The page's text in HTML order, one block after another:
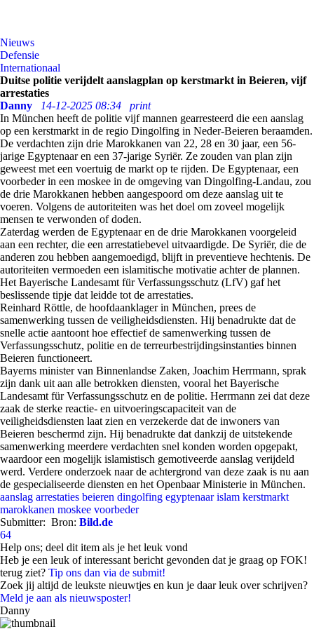
Nieuws
Defensie
Internationaal
Duitse politie verijdelt aanslagplan op kerstmarkt in Beieren, vijf
arrestaties
Danny
14-12-2025 08:34
print
In München heeft de politie vijf mannen gearresteerd die een aanslag
op een kerstmarkt in de regio Dingolfing in Neder-Beieren beraamden.
De verdachten zijn drie Marokkanen van 22, 28 en 30 jaar, een 56-
jarige Egyptenaar en een 37-jarige Syriër. Ze zouden van plan zijn
geweest met een voertuig de markt op te rijden. De Egyptenaar, een
voorbeder in een moskee in de omgeving van Dingolfing-Landau, zou
de drie Marokkanen hebben aangespoord om deze aanslag uit te
voeren. Volgens de autoriteiten was het doel om zoveel mogelijk
mensen te verwonden of doden.
Zaterdag werden de Egyptenaar en de drie Marokkanen voorgeleid
aan een rechter, die een arrestatiebevel uitvaardigde. De Syriër, die de
anderen zou hebben aangemoedigd, blijft in preventieve hechtenis. De
autoriteiten vermoeden een islamitische motivatie achter de plannen.
Het Bayerische Landesamt für Verfassungsschutz (LfV) gaf het
beslissende tipje dat leidde tot de arrestaties.
Reinhard Röttle, de hoofdaanklager in München, prees de
samenwerking tussen de veiligheidsdiensten. Hij benadrukte dat de
snelle actie aantoont hoe effectief de samenwerking tussen de
Verfassungsschutz, politie en de terreurbestrijdingsinstanties binnen
Beieren functioneert.
Bayerns minister van Binnenlandse Zaken, Joachim Herrmann, sprak
zijn dank uit aan alle betrokken diensten, vooral het Bayerische
Landesamt für Verfassungsschutz en de politie. Herrmann zei dat deze
zaak de sterke reactie- en uitvoeringscapaciteit van de
veiligheidsdiensten laat zien en verzekerde dat de inwoners van
Beieren beschermd zijn. Hij benadrukte dat dankzij de uitstekende
samenwerking meerdere verdachten snel konden worden opgepakt,
waardoor een mogelijk islamistisch gemotiveerde aanslag verijdeld
werd. Verdere onderzoek naar de achtergrond van deze zaak is nu aan
de gespecialiseerde diensten en het Openbaar Ministerie in München.
aanslag arrestaties beieren dingolfing egyptenaar islam kerstmarkt
marokkanen moskee voorbeder
Submitter: Bron: Bild.de
64
Help ons; deel dit item als je het leuk vond
Heb je een leuk of interessant bericht gevonden dat je graag op FOK!
terug ziet? Tip ons dan via de submit!
Zoek jij altijd de leukste nieuwtjes en kun je daar leuk over schrijven?
Meld je aan als nieuwsposter!
Danny